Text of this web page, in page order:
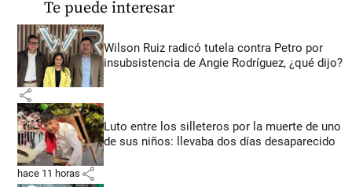
Te puede interesar
Wilson Ruiz radicó tutela contra Petro por
insubsistencia de Angie Rodríguez, ¿qué dijo?
share
Luto entre los silleteros por la muerte de uno
de sus niños: llevaba dos días desaparecido
hace 11 horas share